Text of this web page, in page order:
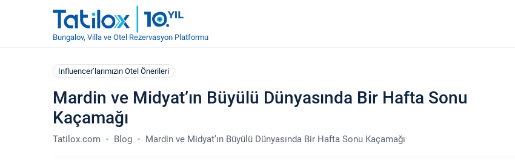
Bungalov, Villa ve Otel Rezervasyon Platformu
Influencer’larımızın Otel Önerileri
Mardin ve Midyat’ın Büyülü Dünyasında Bir Hafta Sonu
Kaçamağı
Tatilox.com Blog Mardin ve Midyat’ın Büyülü Dünyasında Bir Hafta Sonu Kaçamağı